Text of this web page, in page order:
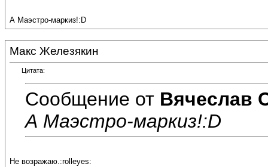
А Маэстро-маркиз!:D
Макс Железякин
Цитата:
Сообщение от Вячеслав
А Маэстро-маркиз!:D
Не возражаю.:rolleyes: